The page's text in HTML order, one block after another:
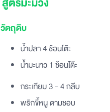
วัตถุดิบ
น้ำปลา 4 ช้อนโต๊ะ
น้ำมะนาว 1 ช้อนโต๊ะ
กระเทียม 3 - 4 กลีบ
พริกขี้หนู ตามชอบ